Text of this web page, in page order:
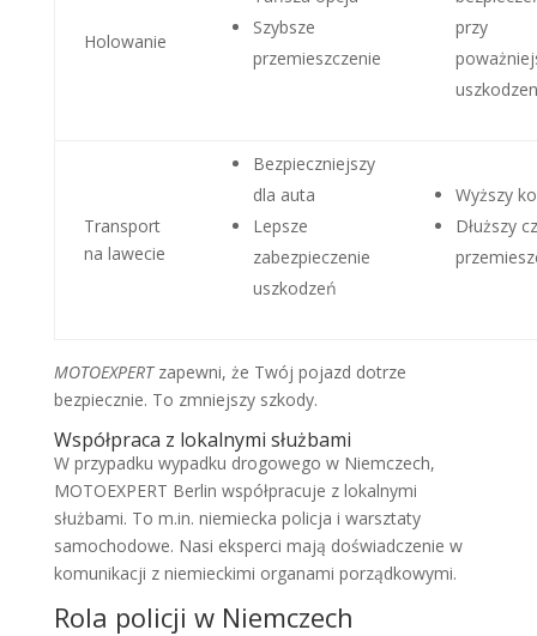
Holowanie
Szybsze
przemieszczenie
przy
Transport
na lawecie
Bezpieczniejszy
dla auta
Lepsze
zabezpieczenie
uszkodzeń
Wyższy
Dłuższy
MOTOEXPERTzapewni, że Twój pojazd dotrze
bezpiecznie. To zmniejszy szkody.
Współpraca z lokalnymi służbami
W przypadku wypadku drogowego w Niemczech,
MOTOEXPERT Berlin współpracuje z lokalnymi
służbami. To m.in. niemiecka policja i warsztaty
samochodowe. Nasi eksperci mają doświadczenie w
komunikacji z niemieckimi organami porządkowymi.
Rola policji w Niemczech